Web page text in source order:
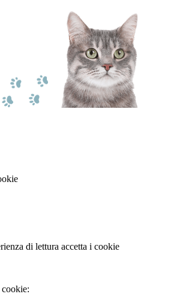
di lettura accetta i cookie